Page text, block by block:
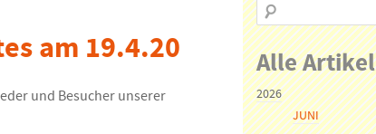
am 19.4.20
und Besucher unserer
Alle Artikel
2026
JUNI